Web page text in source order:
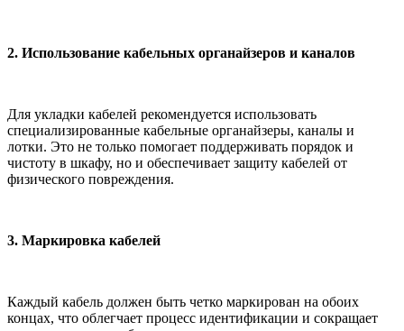
2. Использование кабельных органайзеров и каналов
Для укладки кабелей рекомендуется использовать
специализированные кабельные органайзеры, каналы и
лотки. Это не только помогает поддерживать порядок и
чистоту в шкафу, но и обеспечивает защиту кабелей от
физического повреждения.
3. Маркировка кабелей
Каждый кабель должен быть четко маркирован на обоих
концах, что облегчает процесс идентификации и сокращает